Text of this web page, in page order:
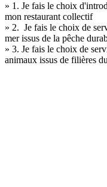
» 1. Je fais le choix
mon restaurant collectif
» 2. Je fais le choix de
mer issus de la pêche
» 3. Je fais le choix de
animaux issus de filières